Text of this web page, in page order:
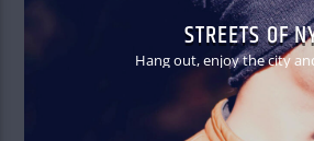
STREETS OF
Hang out, enjoy the city